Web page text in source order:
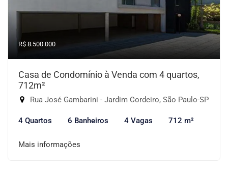
R$ 8.500.000
Casa de Condomínio à Venda com 4 quartos,
712m²
Rua José Gambarini - Jardim Cordeiro, São Paulo-SP
4 Quartos 6 Banheiros 4 Vagas 712 m²
Mais informações